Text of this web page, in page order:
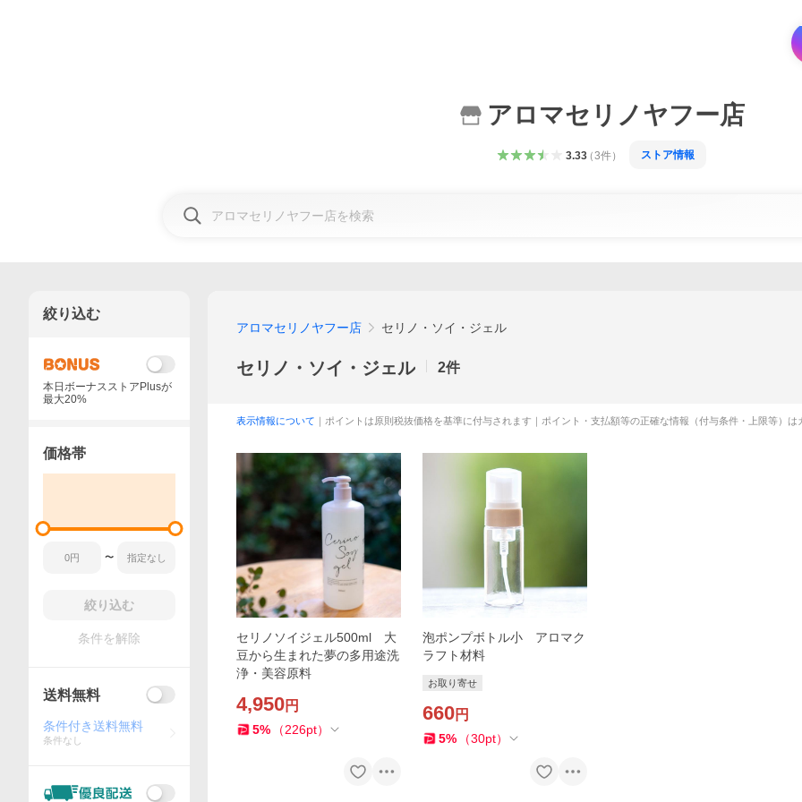
アロマセリノヤフー店
3.33（3件） ストア情報
アロマセリノヤフー店 セリノ・ソイ・ジェル
セリノ・ソイ・ジェル 2件
表示情報について ｜ポイントは原則税抜価格を基準に付与されます｜ポイント・支払額等の正確な情報（付与条件・上限等）
セリノソイジェル500ml 大
豆から生まれた夢の多用途洗
浄・美容原料
4,950円
5% （226pt）
泡ポンプボトル小 アロマク
ラフト材料
お取り寄せ
660円
5% （30pt）
絞り込む
本日ボーナスストアPlusが
最大20%
価格帯
〜
絞り込む
条件を解除
送料無料
条件付き送料無料
条件なし